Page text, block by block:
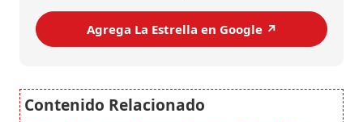
Agrega La Estrella en Google ↗️